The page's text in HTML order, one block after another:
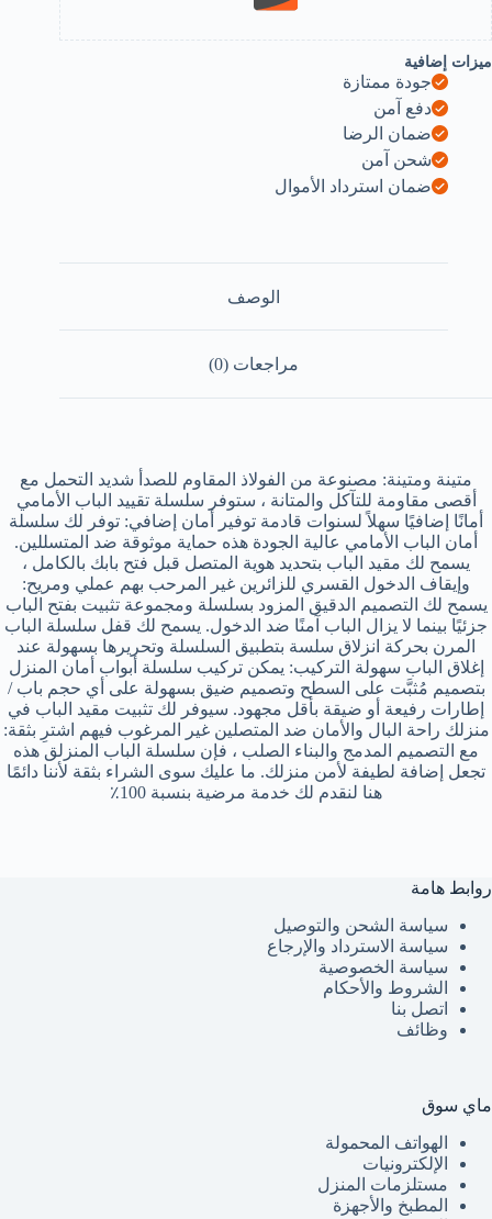
ميزات إضافية
جودة ممتازة
دفع آمن
ضمان الرضا
شحن آمن
ضمان استرداد الأموال
الوصف
مراجعات (0)
متينة ومتينة: مصنوعة من الفولاذ المقاوم للصدأ شديد التحمل مع
أقصى مقاومة للتآكل والمتانة ، ستوفر سلسلة تقييد الباب الأمامي
أمانًا إضافيًا سهلاً لسنوات قادمة توفير أمان إضافي: توفر لك سلسلة
أمان الباب الأمامي عالية الجودة هذه حماية موثوقة ضد المتسللين.
يسمح لك مقيد الباب بتحديد هوية المتصل قبل فتح بابك بالكامل ،
وإيقاف الدخول القسري للزائرين غير المرحب بهم عملي ومريح:
يسمح لك التصميم الدقيق المزود بسلسلة ومجموعة تثبيت بفتح الباب
جزئيًا بينما لا يزال الباب آمنًا ضد الدخول. يسمح لك قفل سلسلة الباب
المرن بحركة انزلاق سلسة بتطبيق السلسلة وتحريرها بسهولة عند
إغلاق الباب سهولة التركيب: يمكن تركيب سلسلة أبواب أمان المنزل
بتصميم مُثبَّت على السطح وتصميم ضيق بسهولة على أي حجم باب /
إطارات رفيعة أو ضيقة بأقل مجهود. سيوفر لك تثبيت مقيد الباب في
منزلك راحة البال والأمان ضد المتصلين غير المرغوب فيهم اشترِ بثقة:
مع التصميم المدمج والبناء الصلب ، فإن سلسلة الباب المنزلق هذه
تجعل إضافة لطيفة لأمن منزلك. ما عليك سوى الشراء بثقة لأننا دائمًا
هنا لنقدم لك خدمة مرضية بنسبة 100٪
روابط هامة
سياسة الشحن والتوصيل
سياسة الاسترداد والإرجاع
سياسة الخصوصية
الشروط والأحكام
اتصل بنا
وظائف
ماي سوق
الهواتف المحمولة
الإلكترونيات
مستلزمات المنزل
المطبخ والأجهزة